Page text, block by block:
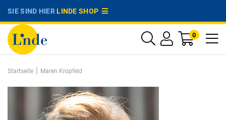
SIE SIND HIERLINDE SHOP
0
Startseite | Maren Kropfeld